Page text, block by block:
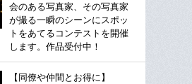
会のある写真家、その写真家
が撮る一瞬のシーンにスポッ
トをあてるコンテストを開催
します。作品受付中！
【同僚や仲間とお得に】